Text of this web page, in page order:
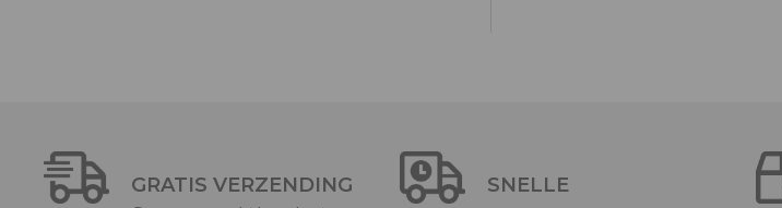
GRATIS VERZENDING
SNELLE